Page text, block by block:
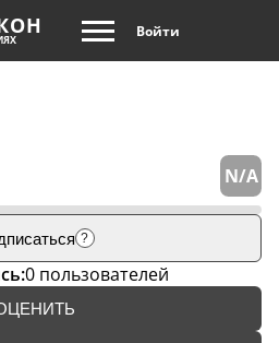
Войти
N/A
?
0 пользователей